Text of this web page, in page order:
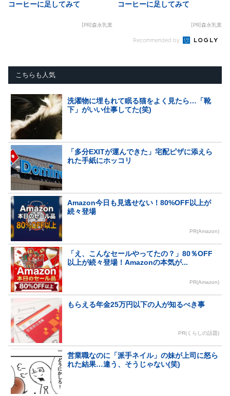
コーヒーに足してみて
[PR]森永乳業
コーヒーに足してみて
[PR]森永乳業
Recommended by
こちらも人気
洗濯物に埋もれて眠る猫をよく見たら…「靴
下」がいい仕事してた(笑)
「多分EXITが運んできた」宅配ピザに添えら
れた手紙にホッコリ
Amazon今日も見逃せない！80%OFF以上が
続々登場
PR(Amazon)
「え、こんなセールやってたの？」80％OFF
以上が続々登場！Amazonの本気が...
PR(Amazon)
もらえる年金25万円以下の人が知るべき事
PR(くらしの話題)
営業職なのに「派手ネイル」の妹が上司に怒ら
れた結果…違う、そうじゃない(笑)